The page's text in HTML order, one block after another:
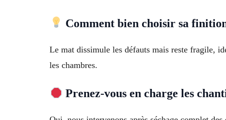
Comment bien choisir sa
Le mat dissimule les défauts mais reste fragile,
les chambres.
Prenez-vous en charge les